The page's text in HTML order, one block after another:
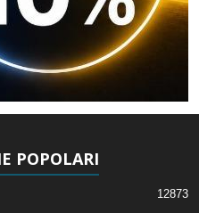
POPOLARI
12873